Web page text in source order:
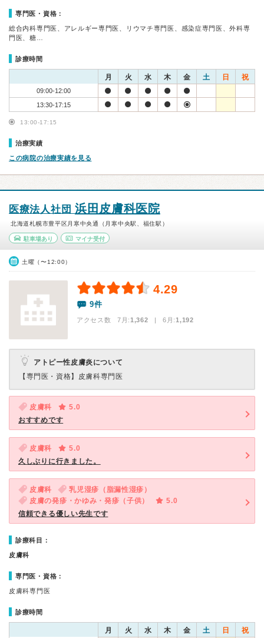
専門医・資格：
総合内科専門医、アレルギー専門医、リウマチ専門医、感染症専門医、外科専
門医、糖…
診療時間
月 火 水 木 金 土 日 祝
09:00-12:00
13:30-17:15
13:00-17:15
治療実績
この病院の治療実績を見る
医療法人社団 浜田皮膚科医院
北海道札幌市豊平区月寒中央通（月寒中央駅、福住駅）
駐車場あり マイナ受付
土曜（〜12:00）
4.29
9件
アクセス数 7月:1,362 | 6月:1,192
アトピー性皮膚炎について
【専門医・資格】 皮膚科専門医
皮膚科
5.0
おすすめです
皮膚科
5.0
久しぶりに行きました。
皮膚科
乳児湿疹（脂漏性湿疹）
皮膚の発疹・かゆみ・発疹（子供）
5.0
信頼できる優しい先生です
診療科目：
皮膚科
専門医・資格：
皮膚科専門医
診療時間
月 火 水 木 金 土 日 祝